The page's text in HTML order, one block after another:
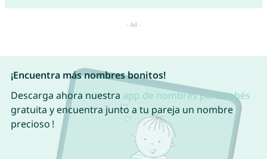
¡Encuentra más nombres bonitos!
Descarga ahora nuestra app de nombres para bebés
gratuita y encuentra junto a tu pareja un nombre
precioso !